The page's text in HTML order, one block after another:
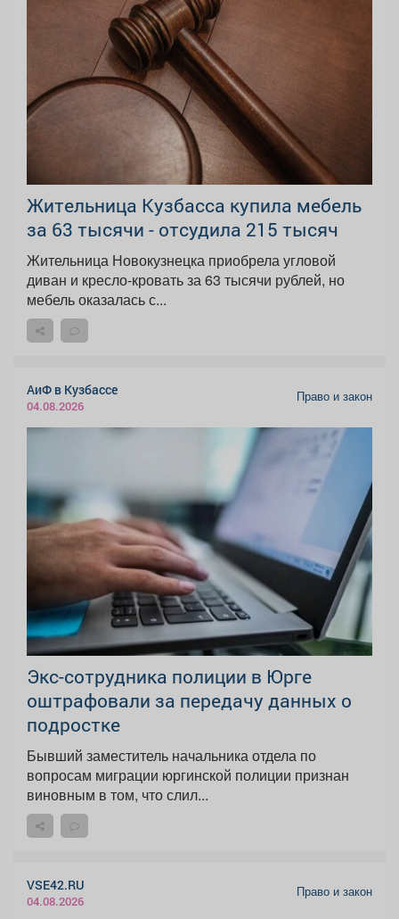
Жительница Кузбасса купила мебель
за 63 тысячи - отсудила 215 тысяч
Жительница Новокузнецка приобрела угловой
диван и кресло-кровать за 63 тысячи рублей, но
мебель оказалась с...
АиФ в Кузбассе
04.08.2026
Право и закон
Экс-сотрудника полиции в Юрге
оштрафовали за передачу данных о
подростке
Бывший заместитель начальника отдела по
вопросам миграции юргинской полиции признан
виновным в том, что слил...
VSE42.RU
04.08.2026
Право и закон